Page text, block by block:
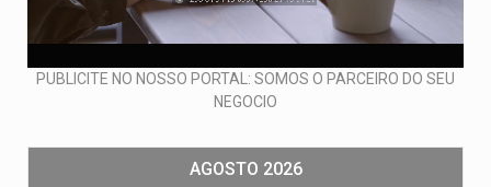
PUBLICITE NO NOSSO PORTAL: SOMOS O PARCEIRO DO SEU
NEGOCIO
AGOSTO 2026